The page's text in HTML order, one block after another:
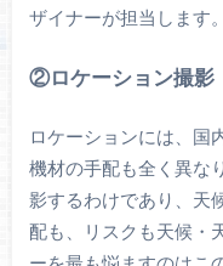
ザイナーが担当します。
②ロケーション撮影
ロケーションには、国
機材の手配も全く異な
影するわけであり、天
配も、リスクも天候・